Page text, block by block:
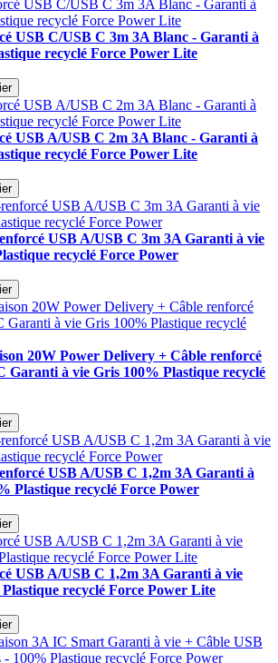
USB C/USB C 3m 3A Blanc - Garanti à
recyclé Force Power Lite
USB A/USB C 2m 3A Blanc - Garanti à
recyclé Force Power Lite
USB A/USB C 3m 3A Garanti à vie
recyclé Force Power
20W Power Delivery + Câble renforcé
Garanti à vie Gris 100% Plastique recyclé
USB A/USB C 1,2m 3A Garanti à
Plastique recyclé Force Power
USB A/USB C 1,2m 3A Garanti à vie
recyclé Force Power Lite